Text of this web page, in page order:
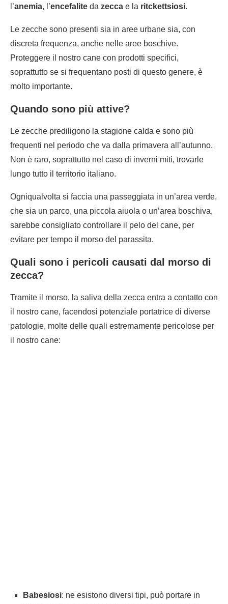
l’anemia, l’encefalite da zecca e la ritckettsiosi.
Le zecche sono presenti sia in aree urbane sia, con
discreta frequenza, anche nelle aree boschive.
Proteggere il nostro cane con prodotti specifici,
soprattutto se si frequentano posti di questo genere, è
molto importante.
Quando sono più attive?
Le zecche prediligono la stagione calda e sono più
frequenti nel periodo che va dalla primavera all’autunno.
Non è raro, soprattutto nel caso di inverni miti, trovarle
lungo tutto il territorio italiano.
Ogniqualvolta si faccia una passeggiata in un’area verde,
che sia un parco, una piccola aiuola o un’area boschiva,
sarebbe consigliato controllare il pelo del cane, per
evitare per tempo il morso del parassita.
Quali sono i pericoli causati dal morso di
zecca?
Tramite il morso, la saliva della zecca entra a contatto con
il nostro cane, facendosi potenziale portatrice di diverse
patologie, molte delle quali estremamente pericolose per
il nostro cane:
Babesiosi: ne esistono diversi tipi, può portare in